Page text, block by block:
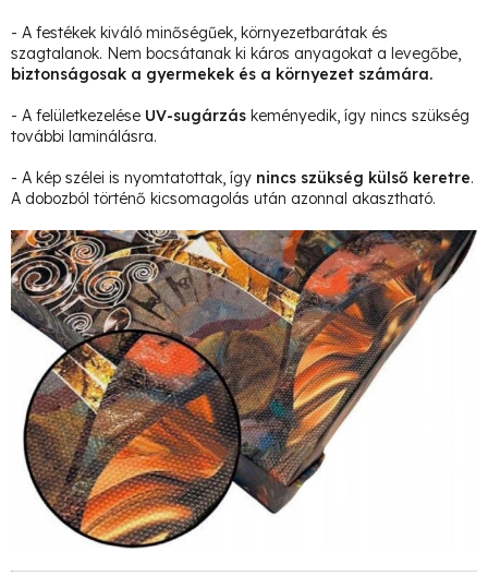
- A festékek kiváló minőségűek, környezetbarátak és
szagtalanok. Nem bocsátanak ki káros anyagokat a levegőbe,
biztonságosak a gyermekek és a környezet számára.
- A felületkezelése UV-sugárzás keményedik, így nincs szükség
további laminálásra.
- A kép szélei is nyomtatottak, így nincs szükség külső keretre.
A dobozból történő kicsomagolás után azonnal akasztható.